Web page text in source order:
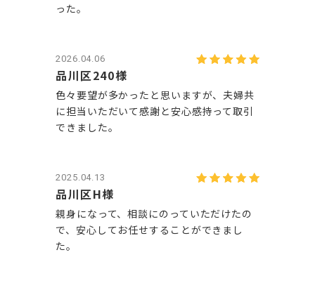
った。
2026.04.06
品川区240様
色々要望が多かったと思いますが、夫婦共
に担当いただいて感謝と安心感持って取引
できました。
2025.04.13
品川区H様
親身になって、相談にのっていただけたの
で、安心してお任せすることができまし
た。